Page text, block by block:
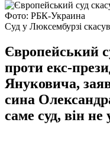
Фото: РБК-Украина
Суд у Люксембурзі
Європейський
проти екс-
Януковича,
сина
саме суд, він не